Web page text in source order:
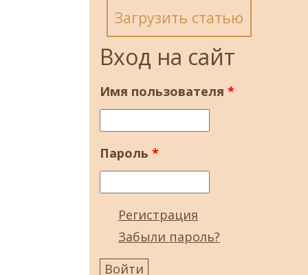
Загрузить статью
Вход на сайт
Имя пользователя *
Пароль *
Регистрация
Забыли пароль?